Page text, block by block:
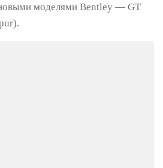
моделями Bentley — GT